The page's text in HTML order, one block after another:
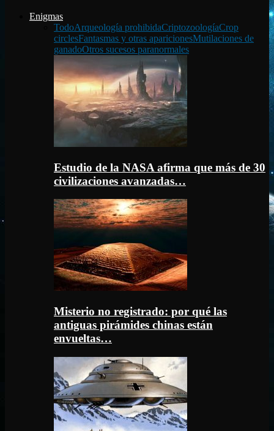
Enigmas
TodoArqueología prohibidaCriptozoologíaCrop
circlesFantasmas y otras aparicionesMutilaciones de
ganadoOtros sucesos paranormales
Estudio de la NASA afirma que más de 30
civilizaciones avanzadas…
Misterio no registrado: por qué las
antiguas pirámides chinas están
envueltas…